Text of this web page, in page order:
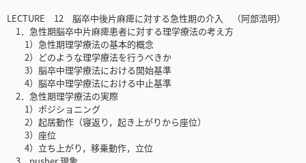
LECTURE 12 脳卒中後片麻痺に対する急性期の介入 （阿部浩明）
1．急性期脳卒中片麻痺患者に対する理学療法の考え方
1）急性期理学療法の基本的概念
2）どのような理学療法を行うべきか
3）脳卒中理学療法における開始基準
4）脳卒中理学療法における中止基準
2．急性期理学療法の実際
1）ポジショニング
2）起居動作（寝返り，起き上がりから座位）
3）座位
4）立ち上がり，移乗動作，立位